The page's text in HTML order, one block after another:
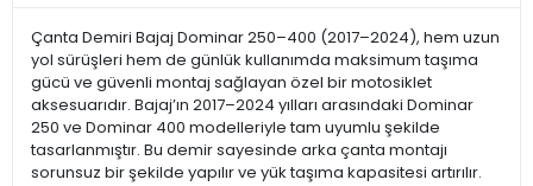
Çanta Demiri Bajaj Dominar 250–400 (2017–2024), hem uzun
yol sürüşleri hem de günlük kullanımda maksimum taşıma
gücü ve güvenli montaj sağlayan özel bir motosiklet
aksesuarıdır. Bajaj’ın 2017–2024 yılları arasındaki Dominar
250 ve Dominar 400 modelleriyle tam uyumlu şekilde
tasarlanmıştır. Bu demir sayesinde arka çanta montajı
sorunsuz bir şekilde yapılır ve yük taşıma kapasitesi artırılır.